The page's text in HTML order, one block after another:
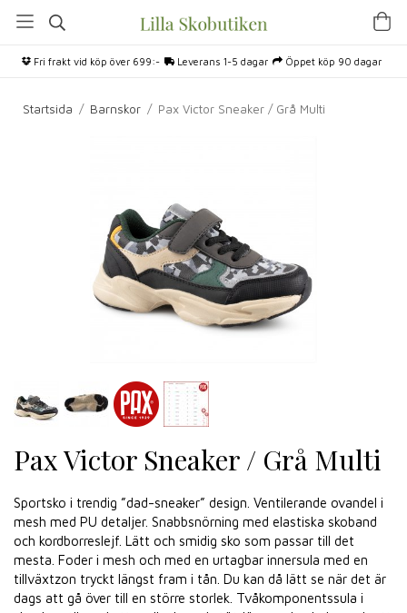
Fri frakt vid köp över 699:- Leverans 1-5 dagar Öppet köp 90 dagar
Startsida / Barnskor / Pax Victor Sneaker / Grå Multi
Pax Victor Sneaker / Grå Multi
Sportsko i trendig ”dad-sneaker” design. Ventilerande ovandel i
mesh med PU detaljer. Snabbsnörning med elastiska skoband
och kordborreslejf. Lätt och smidig sko som passar till det
mesta. Foder i mesh och med en urtagbar innersula med en
tillväxtzon tryckt längst fram i tån. Du kan då lätt se när det är
dags att gå över till en större storlek. Tvåkomponentssula i